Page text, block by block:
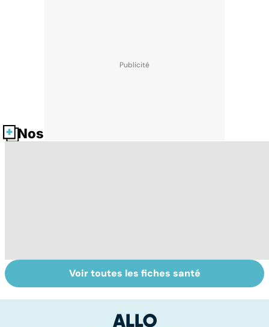
Nos fiches santé
La tuberculose
pulmonaire
Tout savoir sur
les infections
Voir toutes les fiches santé